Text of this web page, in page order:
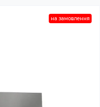
на замовлення